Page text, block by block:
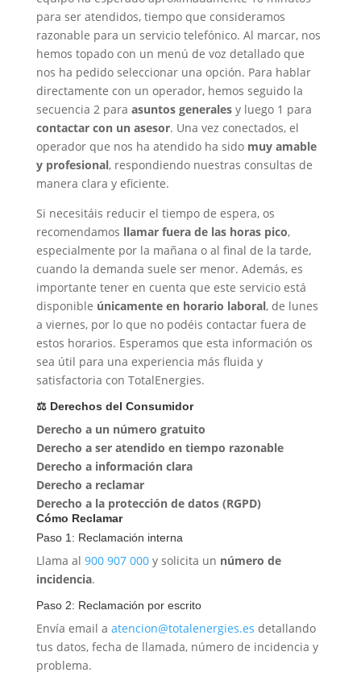
para ser atendidos, tiempo que consideramos
razonable para un servicio telefónico. Al marcar, nos
hemos topado con un menú de voz detallado que
nos ha pedido seleccionar una opción. Para hablar
directamente con un operador, hemos seguido la
secuencia 2 para asuntos generalesy luego 1 para
contactar con un asesor. Una vez conectados, el
operador que nos ha atendido ha sido muy amable
y profesional, respondiendo nuestras consultas de
manera clara y eficiente.
Si necesitáis reducir el tiempo de espera, os
recomendamos llamar fuera de las horas pico,
especialmente por la mañana o al final de la tarde,
cuando la demanda suele ser menor. Además, es
importante tener en cuenta que este servicio está
disponible únicamente en horario laboral, de lunes
a viernes, por lo que no podéis contactar fuera de
estos horarios. Esperamos que esta información os
sea útil para una experiencia más fluida y
satisfactoria con TotalEnergies.
⚖️ Derechos del Consumidor
Derecho a un número gratuito
Derecho a ser atendido en tiempo razonable
Derecho a información clara
Derecho a reclamar
Derecho a la protección de datos (RGPD)
Cómo Reclamar
Paso 1: Reclamación interna
Llama al 900 907 000y solicita un número de
incidencia.
Paso 2: Reclamación por escrito
Envía email a atencion@totalenergies.es detallando
tus datos, fecha de llamada, número de incidencia y
problema.